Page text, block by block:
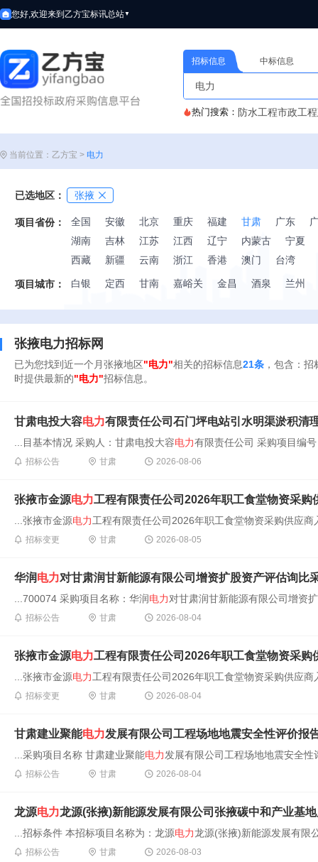
您好,欢迎来到乙方宝标讯总站▼
招标信息 中标信息
热门搜索： 防水工程市政工程
当前位置：乙方宝 > 电力
已选地区： 张掖
项目省份： 全国 安徽 北京 重庆 福建 甘肃 广东
湖南
吉林 江苏 江西 辽宁 内蒙古
宁夏
西藏
新疆 云南 浙江 香港 澳门 台湾
项目城市： 白银 定西 甘南 嘉峪关 金昌 酒泉 兰州
张掖电力招标网
已为您找到近一个月张掖地区"电力"相关的招标信息21条 ，包含：
时提供最新的"电力"招标信息。
甘肃电投大容电力有限责任公司石门坪电站引水明渠淤积清
...目基本情况 采购人：甘肃电投大容电力有限责任公司 采购项目编
招标公告 甘肃 2026-08-06
张掖市金源电力工程有限责任公司2026年职工食堂物资采购
...张掖市金源电力工程有限责任公司2026年职工食堂物资采购供应
招标变更 甘肃 2026-08-05
华润电力对甘肃润甘新能源有限公司增资扩股资产评估询比
...700074 采购项目名称：华润电力对甘肃润甘新能源有限公司增资
招标公告 甘肃 2026-08-04
张掖市金源电力工程有限责任公司2026年职工食堂物资采
...张掖市金源电力工程有限责任公司2026年职工食堂物资采购供应
招标变更 甘肃 2026-08-04
甘肃建业聚能电力发展有限公司工程场地地震安全性评价报
...采购项目名称 甘肃建业聚能电力发展有限公司工程场地地震安全
招标公告 甘肃 2026-08-04
龙源电力龙源(张掖)新能源发展有限公司张掖碳中和产业基地风光氢储
...招标条件 本招标项目名称为：龙源电力龙源(张掖)新能源发展有限
招标公告 甘肃 2026-08-03